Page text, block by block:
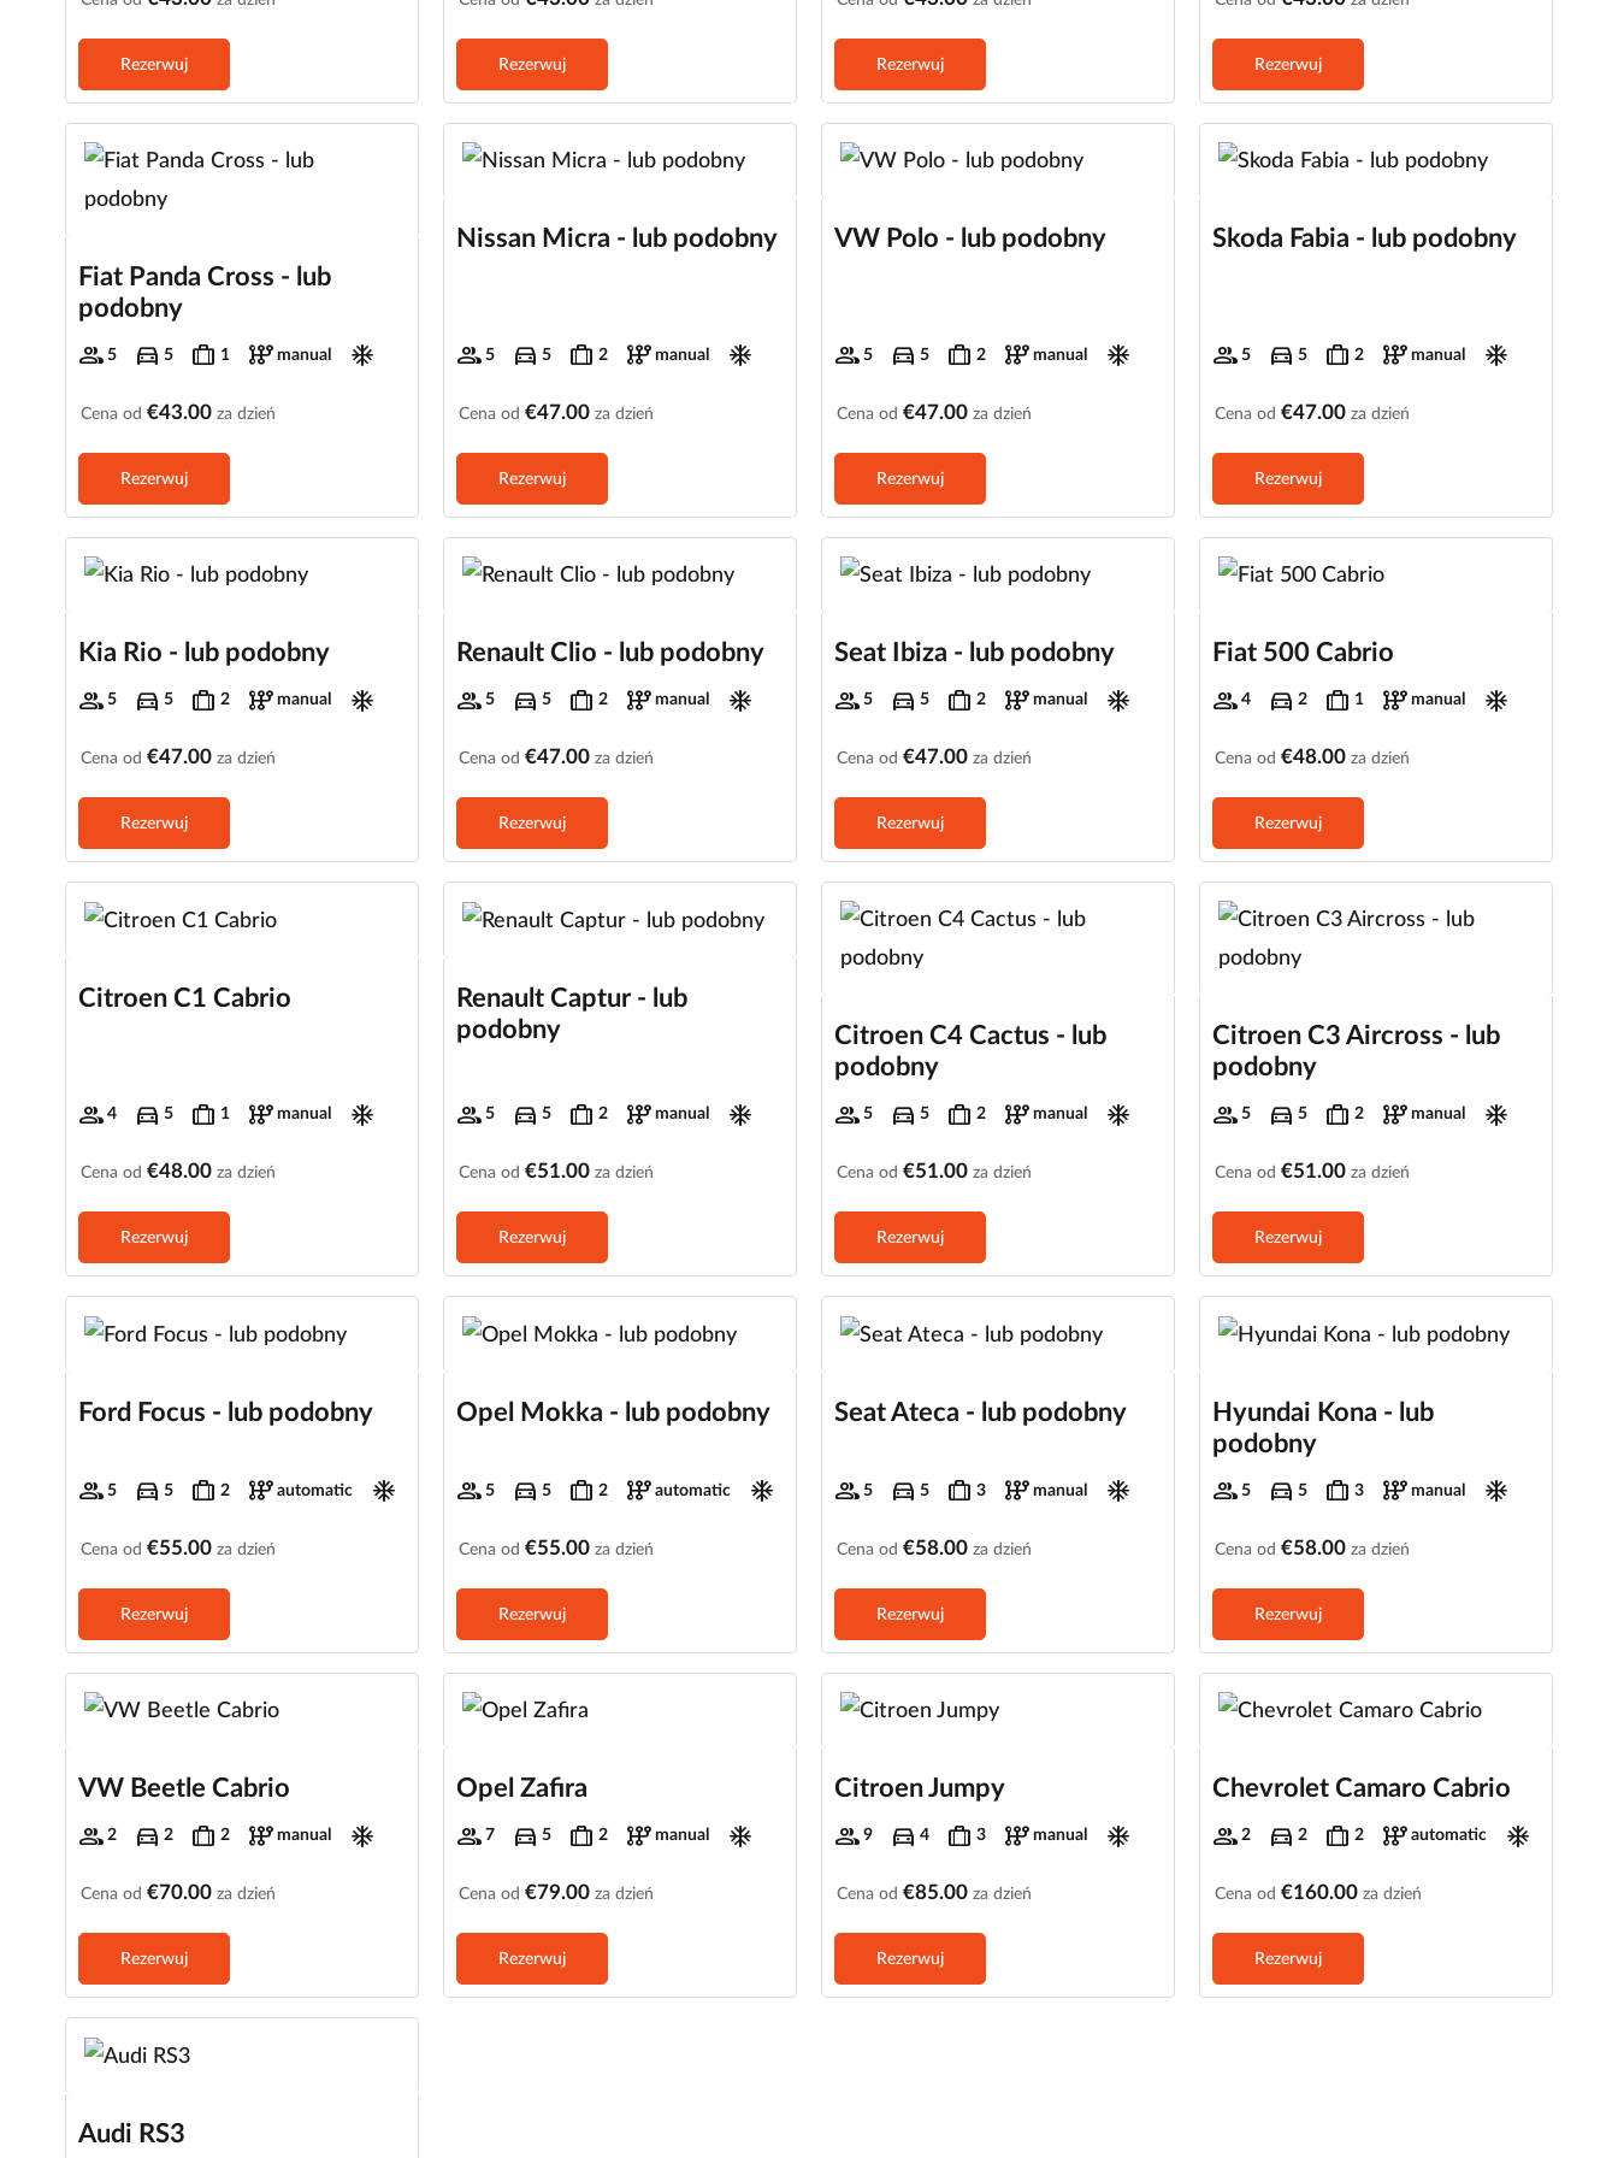
Rezerwuj Rezerwuj Rezerwuj Rezerwuj
Fiat Panda Cross - lub
podobny
group 5 directions_car 5 trip 1 auto_transmission manual ac_unit
Cena od €43.00 za dzień
Rezerwuj
Nissan Micra - lub podobny
group 5 directions_car 5 trip 2 auto_transmission manual ac_unit
Cena od €47.00 za dzień
Rezerwuj
VW Polo - lub podobny
group 5 directions_car 5 trip 2 auto_transmission manual ac_unit
Cena od €47.00 za dzień
Rezerwuj
Skoda Fabia - lub podobny
group 5 directions_car 5 trip 2 auto_transmission manual ac_unit
Cena od €47.00 za dzień
Rezerwuj
Kia Rio - lub podobny
group 5 directions_car 5 trip 2 auto_transmission manual ac_unit
Cena od €47.00 za dzień
Rezerwuj
Renault Clio - lub podobny
group 5 directions_car 5 trip 2 auto_transmission manual ac_unit
Cena od €47.00 za dzień
Rezerwuj
Seat Ibiza - lub podobny
group 5 directions_car 5 trip 2 auto_transmission manual ac_unit
Cena od €47.00 za dzień
Rezerwuj
Fiat 500 Cabrio
group 4 directions_car 2 trip 1 auto_transmission manual ac_unit
Cena od €48.00 za dzień
Rezerwuj
Citroen C1 Cabrio
group 4 directions_car 5 trip 1 auto_transmission manual ac_unit
Cena od €48.00 za dzień
Rezerwuj
Renault Captur - lub
podobny
group 5 directions_car 5 trip 2 auto_transmission manual ac_unit
Cena od €51.00 za dzień
Rezerwuj
Citroen C4 Cactus - lub
podobny
group 5 directions_car 5 trip 2 auto_transmission manual ac_unit
Cena od €51.00 za dzień
Rezerwuj
Citroen C3 Aircross - lub
podobny
group 5 directions_car 5 trip 2 auto_transmission manual ac_unit
Cena od €51.00 za dzień
Rezerwuj
Ford Focus - lub podobny
group 5 directions_car 5 trip 2 auto_transmission automatic ac_unit
Cena od €55.00 za dzień
Rezerwuj
Opel Mokka - lub podobny
group 5 directions_car 5 trip 2 auto_transmission automatic ac_unit
Cena od €55.00 za dzień
Rezerwuj
Seat Ateca - lub podobny
group 5 directions_car 5 trip 3 auto_transmission manual ac_unit
Cena od €58.00 za dzień
Rezerwuj
Hyundai Kona - lub
podobny
group 5 directions_car 5 trip 3 auto_transmission manual ac_unit
Cena od €58.00 za dzień
Rezerwuj
VW Beetle Cabrio
group 2 directions_car 2 trip 2 auto_transmission manual ac_unit
Cena od €70.00 za dzień
Rezerwuj
Opel Zafira
group 7 directions_car 5 trip 2 auto_transmission manual ac_unit
Cena od €79.00 za dzień
Rezerwuj
Citroen Jumpy
group 9 directions_car 4 trip 3 auto_transmission manual ac_unit
Cena od €85.00 za dzień
Rezerwuj
Chevrolet Camaro Cabrio
group 2 directions_car 2 trip 2 auto_transmission automatic ac_unit
Cena od €160.00 za dzień
Rezerwuj
Audi RS3